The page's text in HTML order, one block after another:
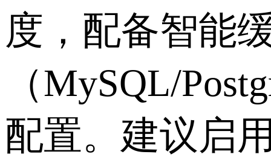
度，配备智能
（MySQL/
配置。建议启